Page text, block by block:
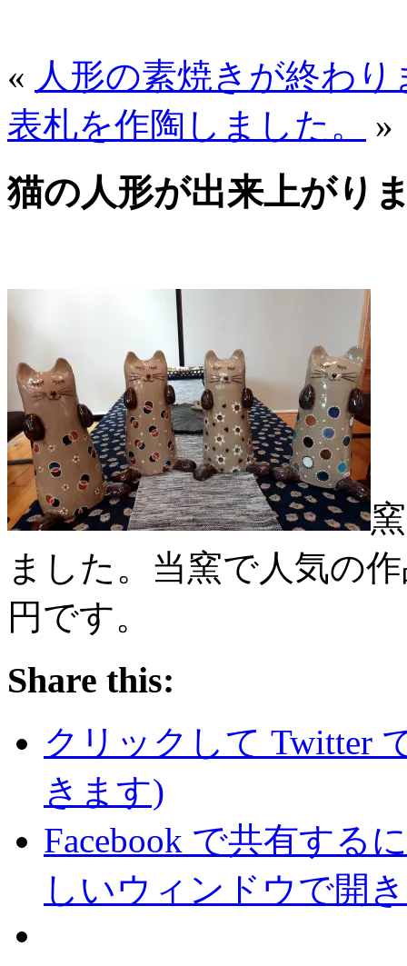
« 人形の素焼きが終わり
表札を作陶しました。
»
猫の人形が出来上がり
ました。当窯で人気の
円です。
Share this:
クリックして Twitter
きます)
Facebook で共有する
しいウィンドウで開